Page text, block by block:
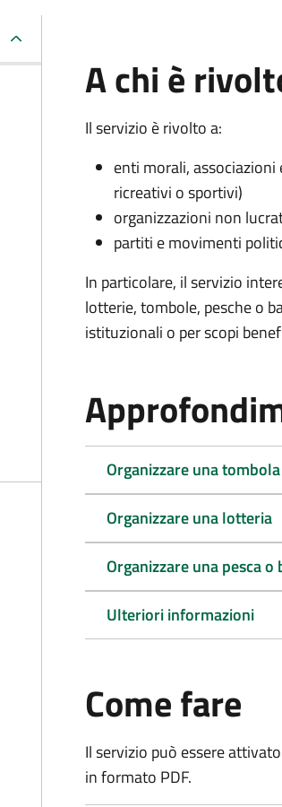
A chi è
Il servizio è rivolto a:
enti morali,
ricreativi o sportivi)
organizzazioni non
partiti e movimenti
In particolare, il servizio
lotterie, tombole, pesche o
istituzionali o per scopi
Organizzare una tombola
Organizzare una lotteria
Organizzare una pesca
Ulteriori informazioni
Come fare
Il servizio può essere
in formato PDF.